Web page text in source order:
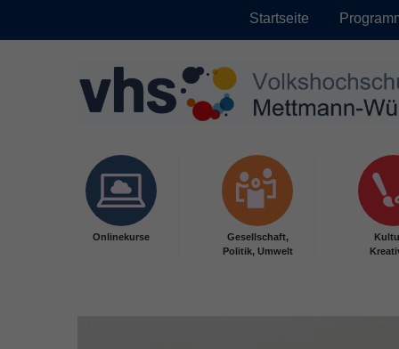
Startseite
Onlinekurse
Gesellschaft,
Politik, Umwelt